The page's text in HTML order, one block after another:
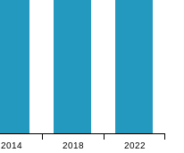
2014 2018 2022